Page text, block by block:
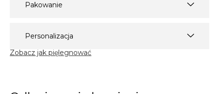
Pakowanie
Personalizacja
Zobacz jak pięlegnować